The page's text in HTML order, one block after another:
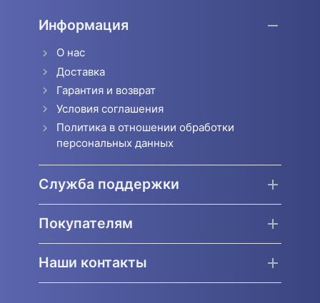
Информация
О нас
Доставка
Гарантия и возврат
Условия соглашения
Политика в отношении обработки
персональных данных
Служба поддержки
Покупателям
Наши контакты